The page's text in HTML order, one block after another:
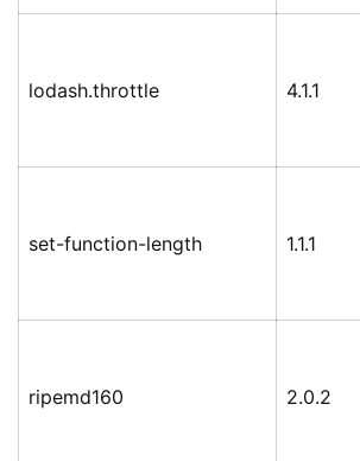
lodash.throttle 4.1.1
set-function-length 1.1.1
ripemd160 2.0.2